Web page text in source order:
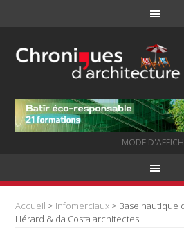
MODE
Accueil > Infomerciaux > Base nautique
Hérard & da Costa architectes